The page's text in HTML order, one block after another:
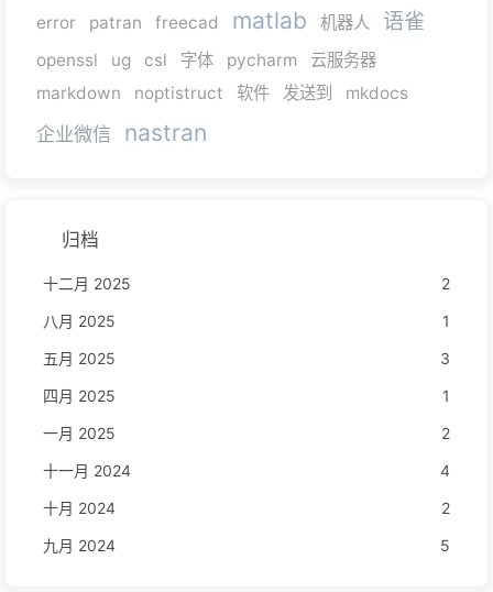
error patran freecad matlab 机器人 语雀
openssl ug csl 字体 pycharm
云服务器
markdown
noptistruct 软件 发送到 mkdocs
企业微信 nastran
归档
十二月 2025
2
八月 2025
1
五月 2025
3
四月 2025
1
一月 2025
2
十一月 2024
4
十月 2024
2
九月 2024
5